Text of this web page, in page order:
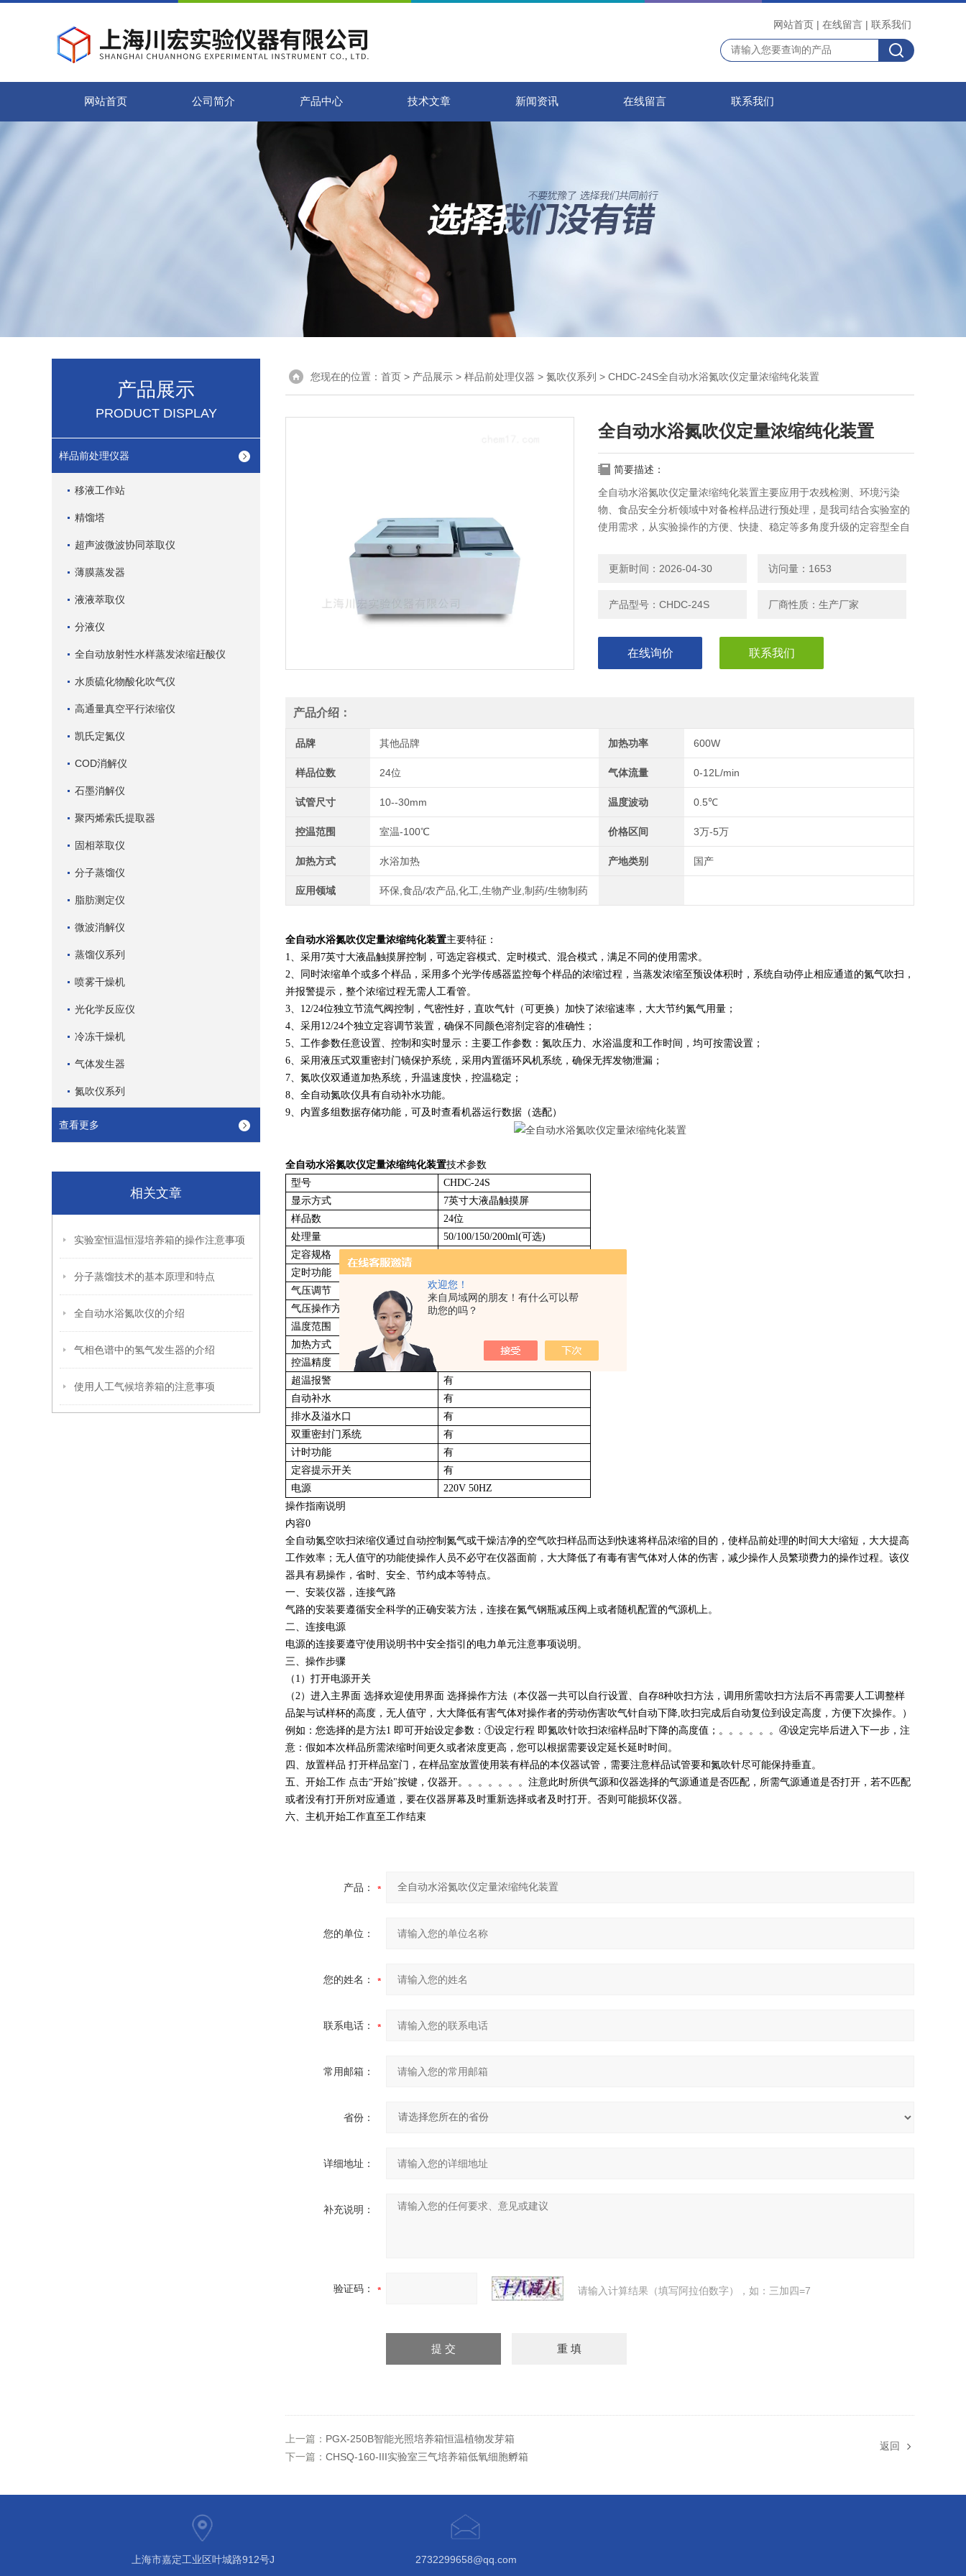
欢迎您！
来自局域网的朋友！有什么可以帮
助您的吗？
网站首页 | 在线留言 | 联系我们
网站首页 公司简介 产品中心 技术文章 新闻资讯 在线留言 联系我们
您现在的位置： 首页 > 产品展示 > 样品前处理仪器 > 氮吹仪系列 > CHDC-24S全自动水浴氮吹仪定量浓缩纯化装置
全自动水浴氮吹仪定量浓缩纯化装置
简要描述：
全自动水浴氮吹仪定量浓缩纯化装置主要应用于农残检测、环境污染
物、食品安全分析领域中对备检样品进行预处理，是我司结合实验室的
使用需求，从实验操作的方便、快捷、稳定等多角度升级的定容型全自
更新时间：2026-04-30 访问量：1653
产品型号：CHDC-24S 厂商性质：生产厂家
在线询价 联系我们
产品介绍：
品牌 其他品牌 加热功率 600W
样品位数 24位 气体流量 0-12L/min
试管尺寸 10--30mm 温度波动 0.5℃
控温范围 室温-100℃ 价格区间 3万-5万
加热方式 水浴加热 产地类别 国产
应用领域 环保,食品/农产品,化工,生物产业,制药/生物制药
全自动水浴氮吹仪定量浓缩纯化装置主要特征：
1、采用7英寸大液晶触摸屏控制，可选定容模式、定时模式、混合模式，满足不同的使用需求。
2、同时浓缩单个或多个样品，采用多个光学传感器监控每个样品的浓缩过程，当蒸发浓缩至预设体积时，系统自动停止相应通道的氮气吹扫，
并报警提示，整个浓缩过程无需人工看管。
3、12/24位独立节流气阀控制，气密性好，直吹气针（可更换）加快了浓缩速率，大大节约氮气用量；
4、采用12/24个独立定容调节装置，确保不同颜色溶剂定容的准确性；
5、工作参数任意设置、控制和实时显示：主要工作参数：氮吹压力、水浴温度和工作时间，均可按需设置；
6、采用液压式双重密封门镜保护系统，采用内置循环风机系统，确保无挥发物泄漏；
7、氮吹仪双通道加热系统，升温速度快，控温稳定；
8、全自动氮吹仪具有自动补水功能。
9、内置多组数据存储功能，可及时查看机器运行数据（选配）
全自动水浴氮吹仪定量浓缩纯化装置技术参数
型号
CHDC-24S
显示方式
7英寸大液晶触摸屏
样品数
24位
处理量
50/100/150/200ml(可选)
定容规格
定时功能
0-999min
气压调节
0-0.8mpa
气压操作方式
24位独立控制
温度范围
加热方式
水浴统一控制
控温精度
超温报警
有
自动补水
有
排水及溢水口
有
双重密封门系统
有
计时功能
有
定容提示开关
有
电源
220V 50HZ
操作指南说明
内容0
全自动氮空吹扫浓缩仪通过自动控制氮气或干燥洁净的空气吹扫样品而达到快速将样品浓缩的目的，使样品前处理的时间大大缩短，大大提高
工作效率；无人值守的功能使操作人员不必守在仪器面前，大大降低了有毒有害气体对人体的伤害，减少操作人员繁琐费力的操作过程。该仪
器具有易操作，省时、安全、节约成本等特点。
一、安装仪器，连接气路
气路的安装要遵循安全科学的正确安装方法，连接在氮气钢瓶减压阀上或者随机配置的气源机上。
二、连接电源
电源的连接要遵守使用说明书中安全指引的电力单元注意事项说明。
三、操作步骤
（1）打开电源开关
（2）进入主界面 选择欢迎使用界面 选择操作方法（本仪器一共可以自行设置、自存8种吹扫方法，调用所需吹扫方法后不再需要人工调整样
品架与试样杯的高度，无人值守，大大降低有害气体对操作者的劳动伤害吹气针自动下降,吹扫完成后自动复位到设定高度，方便下次操作。）
例如：您选择的是方法1 即可开始设定参数：①设定行程 即氮吹针吹扫浓缩样品时下降的高度值；。。。。。。④设定完毕后进入下一步，注
意：假如本次样品所需浓缩时间更久或者浓度更高，您可以根据需要设定延长延时时间。
四、放置样品 打开样品室门，在样品室放置使用装有样品的本仪器试管，需要注意样品试管要和氮吹针尽可能保持垂直。
五、开始工作 点击“开始"按键，仪器开。。。。。。。注意此时所供气源和仪器选择的气源通道是否匹配，所需气源通道是否打开，若不匹配
或者没有打开所对应通道，要在仪器屏幕及时重新选择或者及时打开。否则可能损坏仪器。
六、主机开始工作直至工作结束
产品：
您的单位：
您的姓名：
联系电话：
常用邮箱：
省份：
详细地址：
补充说明：
验证码： 请输入计算结果（填写阿拉伯数字），如：三加四=7
上一篇： PGX-250B智能光照培养箱恒温植物发芽箱
下一篇： CHSQ-160-III实验室三气培养箱低氧细胞孵箱
返回
产品展示
PRODUCT DISPLAY
样品前处理仪器
移液工作站
精馏塔
超声波微波协同萃取仪
薄膜蒸发器
液液萃取仪
分液仪
全自动放射性水样蒸发浓缩赶酸仪
水质硫化物酸化吹气仪
高通量真空平行浓缩仪
凯氏定氮仪
COD消解仪
石墨消解仪
聚丙烯索氏提取器
固相萃取仪
分子蒸馏仪
脂肪测定仪
微波消解仪
蒸馏仪系列
喷雾干燥机
光化学反应仪
冷冻干燥机
气体发生器
氮吹仪系列
查看更多
相关文章
实验室恒温恒湿培养箱的操作注意事项
分子蒸馏技术的基本原理和特点
全自动水浴氮吹仪的介绍
气相色谱中的氢气发生器的介绍
使用人工气候培养箱的注意事项
上海市嘉定工业区叶城路912号J 2732299658@qq.com